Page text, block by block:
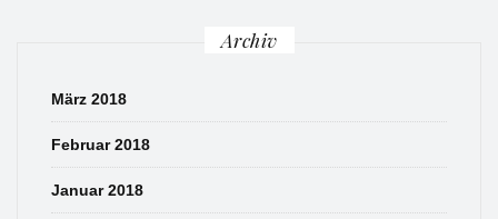
Archiv
März 2018
Februar 2018
Januar 2018